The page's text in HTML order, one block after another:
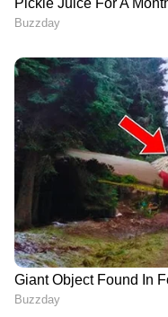
അതേസമയം,
വർഷം
സ്വപ്നം
സോഷ്യല്‍
നേടിയിരുന്നു.
സംസ്ഥാന
ചോദ്യങ്ങൾക്ക്
ഒഴിഞ്ഞുമാറി
വേണുഗോപാൽ
Venugopal